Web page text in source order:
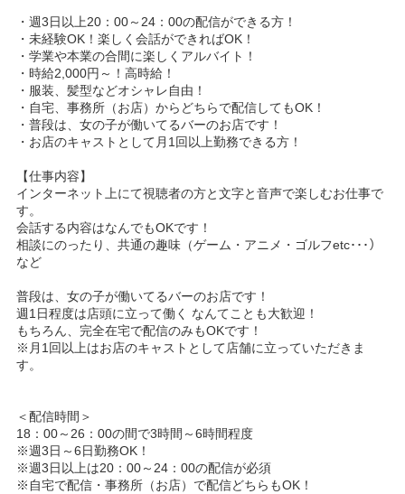
・週3日以上20：00～24：00の配信ができる方！
・未経験OK！楽しく会話ができればOK！
・学業や本業の合間に楽しくアルバイト！
・時給2,000円～！高時給！
・服装、髪型などオシャレ自由！
・自宅、事務所（お店）からどちらで配信してもOK！
・普段は、女の子が働いてるバーのお店です！
・お店のキャストとして月1回以上勤務できる方！
【仕事内容】
インターネット上にて視聴者の方と文字と音声で楽しむお仕事で
す。
会話する内容はなんでもOKです！
相談にのったり、共通の趣味（ゲーム・アニメ・ゴルフetc･･･）
など
普段は、女の子が働いてるバーのお店です！
週1日程度は店頭に立って働く なんてことも大歓迎！
もちろん、完全在宅で配信のみもOKです！
※月1回以上はお店のキャストとして店舗に立っていただきま
す。
＜配信時間＞
18：00～26：00の間で3時間～6時間程度
※週3日～6日勤務OK！
※週3日以上は20：00～24：00の配信が必須
※自宅で配信・事務所（お店）で配信どちらもOK！